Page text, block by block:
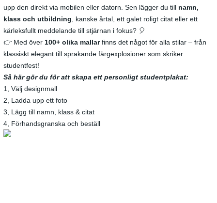
upp den direkt via mobilen eller datorn. Sen lägger du till namn,
klass och utbildning , kanske årtal, ett galet roligt citat eller ett
kärleksfullt meddelande till stjärnan i fokus? 🎈
👉 Med över 100+ olika mallarfinns det något för alla stilar – från
klassiskt elegant till sprakande färgexplosioner som skriker
studentfest!
Så här gör du för att skapa ett personligt studentplakat:
1, Välj designmall
2, Ladda upp ett foto
3, Lägg till namn, klass & citat
4, Förhandsgranska och beställ